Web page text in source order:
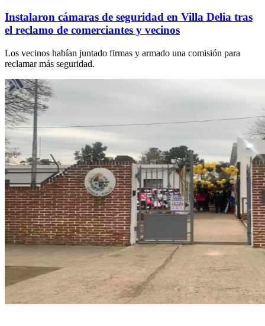
Instalaron cámaras de seguridad en Villa Delia tras
el reclamo de comerciantes y vecinos
Los vecinos habían juntado firmas y armado una comisión para
reclamar más seguridad.